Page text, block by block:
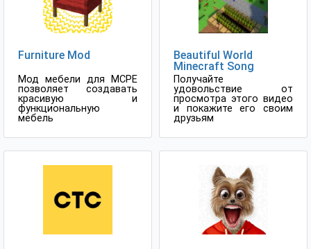
Furniture Mod
Мод мебели для MCPE
позволяет создавать
красивую и
функциональную
мебель
Beautiful World
Minecraft Song
Получайте
удовольствие от
просмотра этого видео
и покажите его своим
друзьям